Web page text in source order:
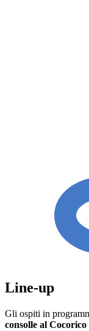
Line-up
Gli ospiti in
consolle al